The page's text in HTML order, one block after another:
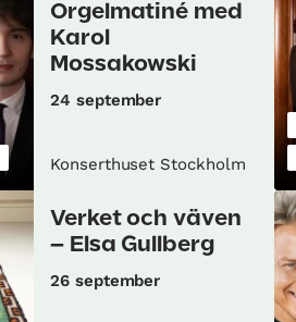
Orgelmatiné med
Karol
Mossakowski
24 september
Konserthuset Stockholm
Verket och väven
– Elsa Gullberg
26 september